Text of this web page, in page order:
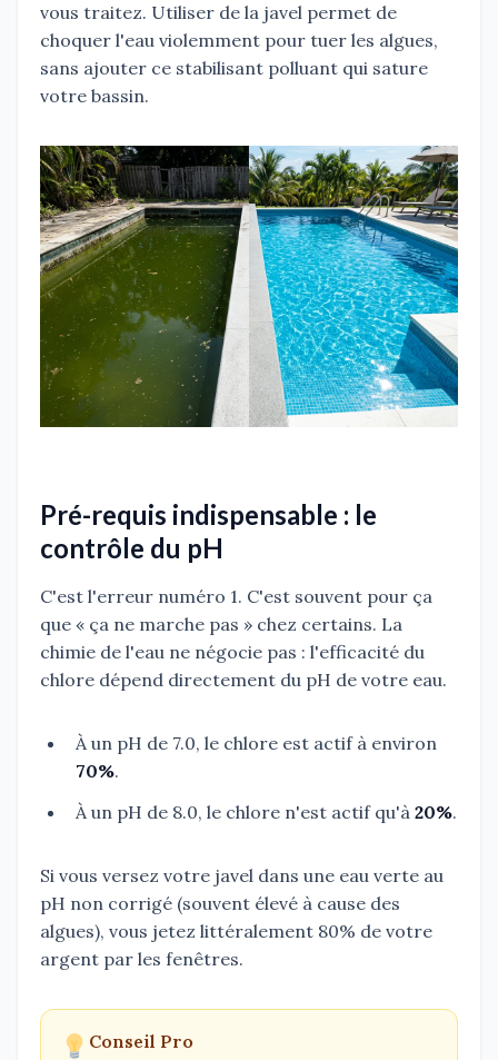
vous traitez. Utiliser de la javel permet de
choquer l'eau violemment pour tuer les algues,
sans ajouter ce stabilisant polluant qui sature
votre bassin.
Pré-requis indispensable : le
contrôle du pH
C'est l'erreur numéro 1. C'est souvent pour ça
que « ça ne marche pas » chez certains. La
chimie de l'eau ne négocie pas : l'efficacité du
chlore dépend directement du pH de votre eau.
À un pH de 7.0, le chlore est actif à environ
70%.
À un pH de 8.0, le chlore n'est actif qu'à 20%.
Si vous versez votre javel dans une eau verte au
pH non corrigé (souvent élevé à cause des
algues), vous jetez littéralement 80% de votre
argent par les fenêtres.
Conseil Pro